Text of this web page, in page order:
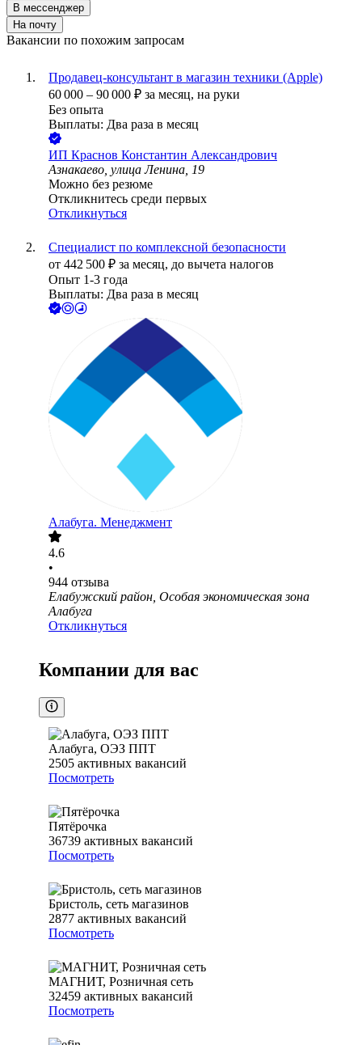
В мессенджер
На почту
Вакансии по похожим запросам
Продавец-консультант в магазин техники (Apple)
60 000 – 90 000 ₽ за месяц, на руки
Без опыта
Выплаты: Два раза в месяц
ИП Краснов Константин Александрович
Азнакаево, улица Ленина, 19
Можно без резюме
Откликнитесь среди первых
Откликнуться
Специалист по комплексной безопасности
от 442 500 ₽ за месяц, до вычета налогов
Опыт 1-3 года
Выплаты: Два раза в месяц
Алабуга. Менеджмент
4.6
•
944 отзыва
Елабужский район, Особая экономическая зона
Алабуга
Откликнуться
Компании для вас
Алабуга, ОЭЗ ППТ
2505 активных вакансий
Посмотреть
Пятёрочка
36739 активных вакансий
Посмотреть
Бристоль, сеть магазинов
2877 активных вакансий
Посмотреть
МАГНИТ, Розничная сеть
32459 активных вакансий
Посмотреть